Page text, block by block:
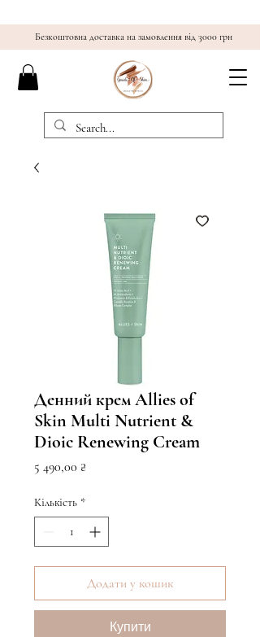
Безкоштовна доставка на замовлення від 3000 грн
Денний крем Allies of
Skin Multi Nutrient &
Dioic Renewing Cream
5 490,00 ₴
Кількість *
Додати у кошик
Купити